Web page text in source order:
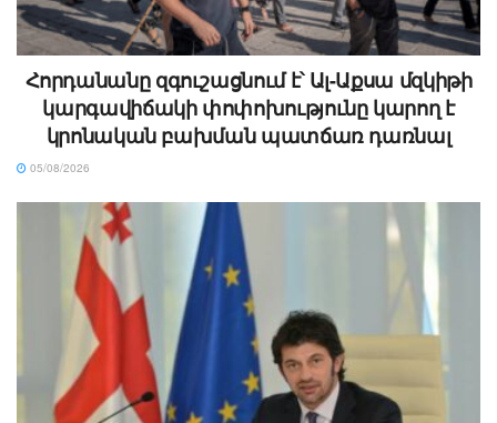
Հորդանանը զգուշացնում է՝ Ալ-Աքսա մզկիթի
կարգավիճակի փոփոխությունը կարող է
կրոնական բախման պատճառ դառնալ
05/08/2026